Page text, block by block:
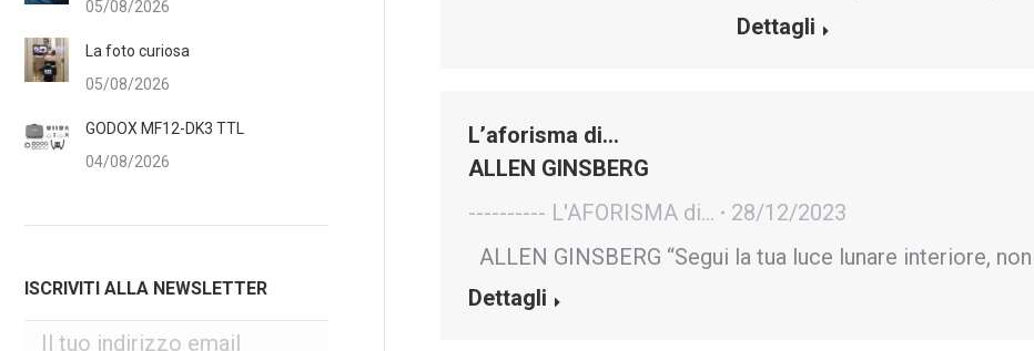
Dettagli
L’aforisma di…
ALLEN GINSBERG
---------- L'AFORISMA di...
28/12/2023
ALLEN GINSBERG “Segui la tua luce lunare interiore,
Dettagli
05/08/2026
La foto curiosa
05/08/2026
GODOX MF12-DK3 TTL
04/08/2026
ISCRIVITI ALLA NEWSLETTER